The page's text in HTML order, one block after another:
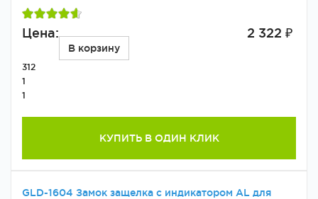
Цена: 2 322 ₽
В корзину
312
1
1
КУПИТЬ В ОДИН КЛИК
GLD-1604 Замок защелка с индикатором AL для